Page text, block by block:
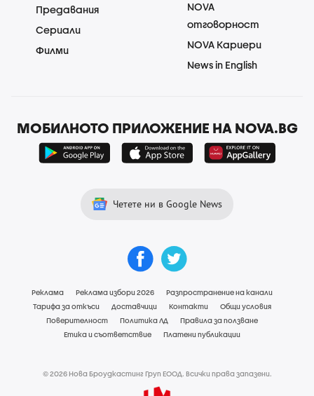
Предавания
Сериали
Филми
NOVA
отговорност
NOVA Кариери
News in English
МОБИЛНОТО ПРИЛОЖЕНИЕ НА NOVA.BG
Четете ни в Google News
Реклама Реклама избори 2026
Разпространение на канали
Тарифа за откъси
Доставчици Контакти
Общи условия
Поверителност
Политика ЛД
Правила за ползване
Етика и съответствие
Платени публикации
© 2026 Нова Броудкастинг Груп ЕООД. Всички права запазени.